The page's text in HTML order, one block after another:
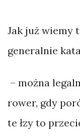
Jak już wiemy
generalnie
– można
rower, gdy
te łzy to